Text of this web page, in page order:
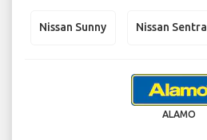
Nissan Sunny Nissan Sentra
ALAMO